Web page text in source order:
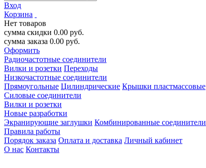
Вход
Корзина
Нет товаров
сумма скидки 0.00 руб.
сумма заказа 0.00 руб.
Оформить
Радиочастотные соединители
Вилки и розетки Переходы
Низкочастотные соединители
Прямоугольные Цилиндрические Крышки пластмассовые
Силовые соединители
Вилки и розетки
Новые разработки
Экранирующие заглушки Комбинированные соединители
Правила работы
Порядок заказа Оплата и доставка Личный кабинет
О нас Контакты